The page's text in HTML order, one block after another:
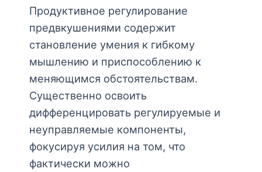
Продуктивное регулирование
предвкушениями содержит
становление умения к гибкому
мышлению и приспособлению к
меняющимся обстоятельствам.
Существенно освоить
дифференцировать регулируемые и
неуправляемые компоненты,
фокусируя усилия на том, что
фактически можно